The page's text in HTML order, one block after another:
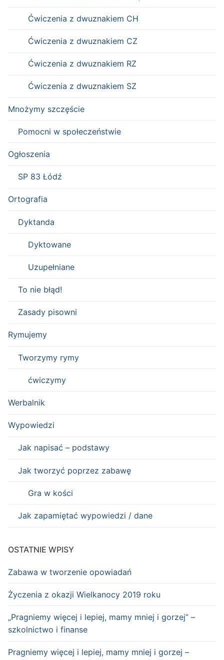
Ćwiczenia z dwuznakiem CH
Ćwiczenia z dwuznakiem CZ
Ćwiczenia z dwuznakiem RZ
Ćwiczenia z dwuznakiem SZ
Mnożymy szczęście
Pomocni w społeczeństwie
Ogłoszenia
SP 83 Łódź
Ortografia
Dyktanda
Dyktowane
Uzupełniane
To nie błąd!
Zasady pisowni
Rymujemy
Tworzymy rymy
ćwiczymy
Werbalnik
Wypowiedzi
Jak napisać – podstawy
Jak tworzyć poprzez zabawę
Gra w kości
Jak zapamiętać wypowiedzi / dane
OSTATNIE WPISY
Zabawa w tworzenie opowiadań
Życzenia z okazji Wielkanocy 2019 roku
„Pragniemy więcej i lepiej, mamy mniej i gorzej” –
szkolnictwo i finanse
Pragniemy więcej i lepiej, mamy mniej i gorzej –